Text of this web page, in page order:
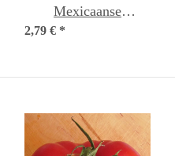
Mexicaanse
minikomkommer
zaden
2,79 € *